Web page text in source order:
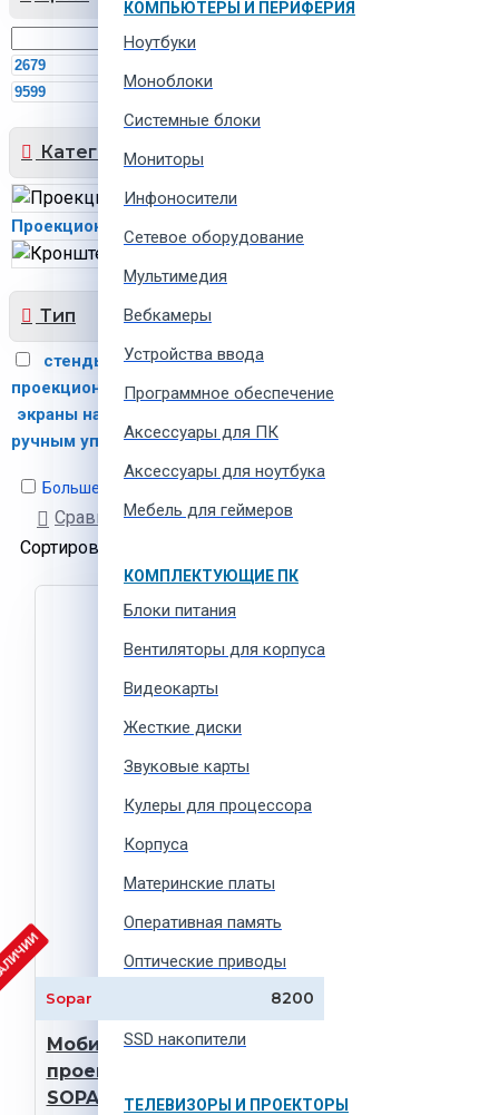
Больше не показывать это сообщение
КОМПЬЮТЕРЫ И ПЕРИФЕРИЯ
Ноутбуки
Моноблоки
Системные блоки
Мониторы
Инфоносители
Сетевое оборудование
Мультимедия
Вебкамеры
Устройства ввода
Программное обеспечение
Аксессуары для ПК
Аксессуары для ноутбука
Мебель для геймеров
КОМПЛЕКТУЮЩИЕ ПК
Блоки питания
Вентиляторы для корпуса
Видеокарты
Жесткие диски
Звуковые карты
Кулеры для процессора
Корпуса
Материнские платы
Оперативная память
Оптические приводы
SSD накопители
ТЕЛЕВИЗОРЫ И ПРОЕКТОРЫ
Категории
Проекционные экраны 8
Тип
стенды мобильные для
проекционного экрана
1
экраны на раме
ручным управлением
1
Сравнение товаров
Сортировать:
Sopar 8200
Мобильный стенд для
проекционного экрана
SOPAR 8415AR